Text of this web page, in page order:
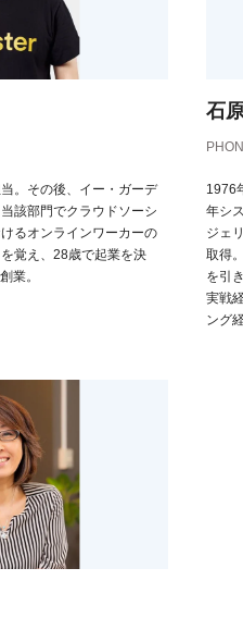
。その後、イー・ガーデ
該部門でクラウドソーシ
るオンラインワーカーの
覚え、28歳で起業を決
業。
石
1976
年シ
ジェ
取得
を引
実戦
ング